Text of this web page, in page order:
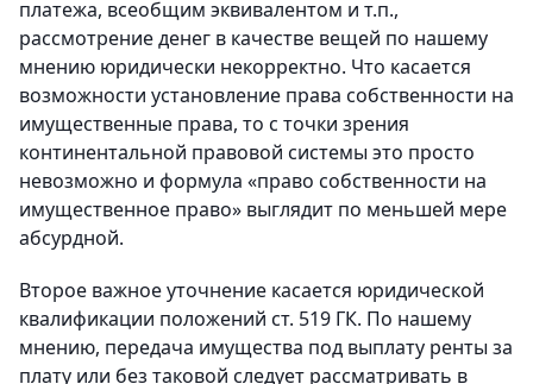
платежа, всеобщим эквивалентом и т.п.,
рассмотрение денег в качестве вещей по нашему
мнению юридически некорректно. Что касается
возможности установление права собственности на
имущественные права, то с точки зрения
континентальной правовой системы это просто
невозможно и формула «право собственности на
имущественное право» выглядит по меньшей мере
абсурдной.
Второе важное уточнение касается юридической
квалификации положений ст. 519 ГК. По нашему
мнению, передача имущества под выплату ренты за
плату или без таковой следует рассматривать в